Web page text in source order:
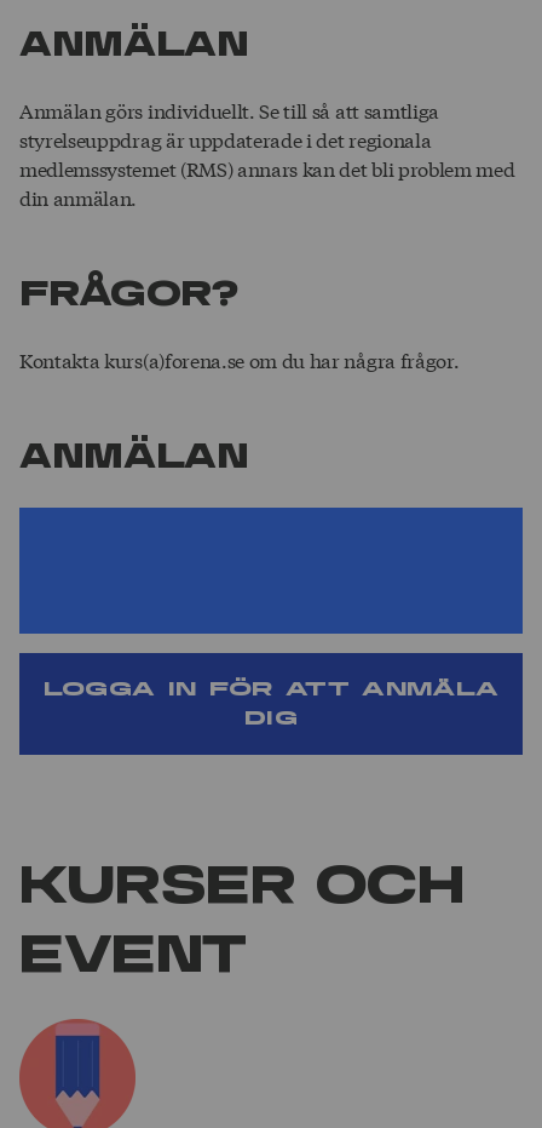
ANMÄLAN
Anmälan görs individuellt. Se till så att samtliga
styrelseuppdrag är uppdaterade i det regionala
medlemssystemet (RMS) annars kan det bli problem med
din anmälan.
FRÅGOR?
Kontakta kurs(a)forena.se om du har några frågor.
Anmälan
Logga in för att anmäla
dig
Kurser och
event